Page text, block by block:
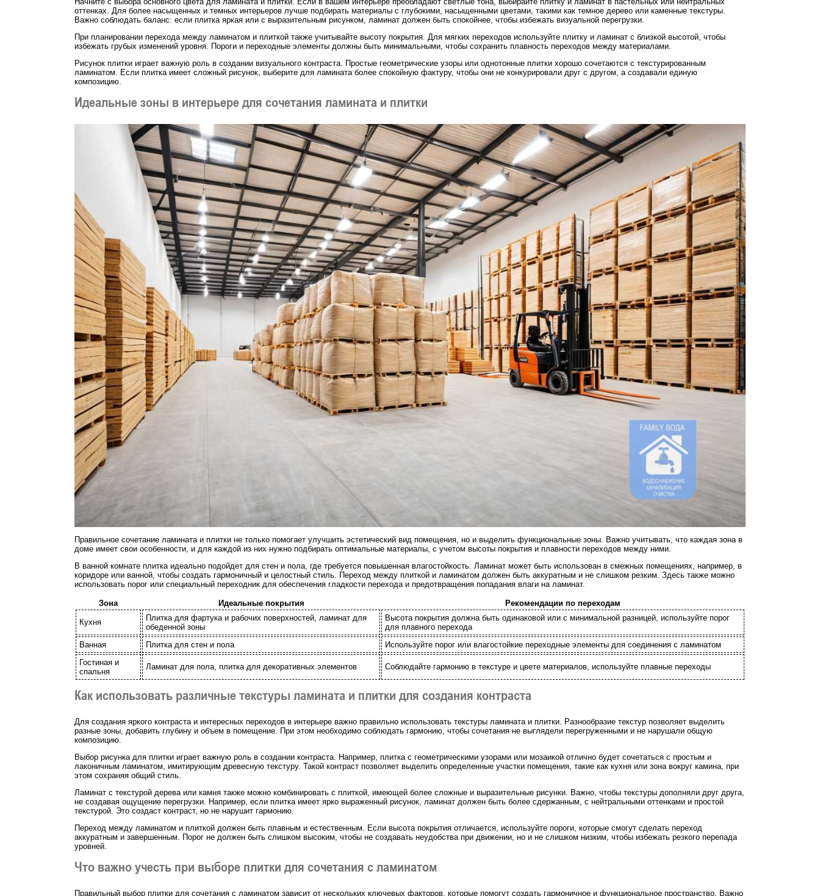
оттенках. Для более насыщенных и темных интерьеров лучше подбирать материалы с глубокими, насыщенными цветами, такими как темное дерево или каменные текстуры.
Важно соблюдать баланс: если плитка яркая или с выразительным рисунком, ламинат должен быть спокойнее, чтобы избежать визуальной перегрузки.
При планировании перехода между ламинатом и плиткой также учитывайте высоту покрытия. Для мягких переходов используйте плитку и ламинат с близкой высотой, чтобы
избежать грубых изменений уровня. Пороги и переходные элементы должны быть минимальными, чтобы сохранить плавность переходов между материалами.
Рисунок плитки играет важную роль в создании визуального контраста. Простые геометрические узоры или однотонные плитки хорошо сочетаются с текстурированным
ламинатом. Если плитка имеет сложный рисунок, выберите для ламината более спокойную фактуру, чтобы они не конкурировали друг с другом, а создавали единую
композицию.
Идеальные зоны в интерьере для сочетания ламината и плитки
Правильное сочетание ламината и плитки не только помогает улучшить эстетический вид помещения, но и выделить функциональные зоны. Важно учитывать, что каждая зона в
доме имеет свои особенности, и для каждой из них нужно подбирать оптимальные материалы, с учетом высоты покрытия и плавности переходов между ними.
В ванной комнате плитка идеально подойдет для стен и пола, где требуется повышенная влагостойкость. Ламинат может быть использован в смежных помещениях, например, в
коридоре или ванной, чтобы создать гармоничный и целостный стиль. Переход между плиткой и ламинатом должен быть аккуратным и не слишком резким. Здесь также можно
использовать порог или специальный переходник для обеспечения гладкости перехода и предотвращения попадания влаги на ламинат.
Зона Идеальные покрытия Рекомендации по переходам
Кухня
Плитка для фартука и рабочих поверхностей, ламинат для
обеденной зоны
Высота покрытия должна быть одинаковой или с минимальной разницей, используйте порог
для плавного перехода
Ванная
Плитка для стен и пола
Используйте порог или влагостойкие переходные элементы для соединения с ламинатом
Гостиная и
спальня
Ламинат для пола, плитка для декоративных элементов Соблюдайте гармонию в текстуре и цвете материалов, используйте плавные переходы
Как использовать различные текстуры ламината и плитки для создания контраста
Для создания яркого контраста и интересных переходов в интерьере важно правильно использовать текстуры ламината и плитки. Разнообразие текстур позволяет выделить
разные зоны, добавить глубину и объем в помещение. При этом необходимо соблюдать гармонию, чтобы сочетания не выглядели перегруженными и не нарушали общую
композицию.
Выбор рисунка для плитки играет важную роль в создании контраста. Например, плитка с геометрическими узорами или мозаикой отлично будет сочетаться с простым и
лаконичным ламинатом, имитирующим древесную текстуру. Такой контраст позволяет выделить определенные участки помещения, такие как кухня или зона вокруг камина, при
этом сохраняя общий стиль.
Ламинат с текстурой дерева или камня также можно комбинировать с плиткой, имеющей более сложные и выразительные рисунки. Важно, чтобы текстуры дополняли друг друга,
не создавая ощущение перегрузки. Например, если плитка имеет ярко выраженный рисунок, ламинат должен быть более сдержанным, с нейтральными оттенками и простой
текстурой. Это создаст контраст, но не нарушит гармонию.
Переход между ламинатом и плиткой должен быть плавным и естественным. Если высота покрытия отличается, используйте пороги, которые смогут сделать переход
аккуратным и завершенным. Порог не должен быть слишком высоким, чтобы не создавать неудобства при движении, но и не слишком низким, чтобы избежать резкого перепада
уровней.
Что важно учесть при выборе плитки для сочетания с ламинатом
Правильный выбор плитки для сочетания с ламинатом зависит от нескольких ключевых факторов, которые помогут создать гармоничное и функциональное пространство. Важно